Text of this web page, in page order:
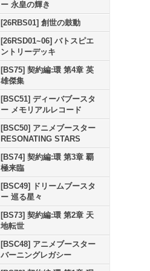
ー 永皇の輝き
[26RBS01] 創世の鼓動
[26RSD01~06] バトスピエ
ントリーデッキ
[BS75] 契約編:環 第4章 英
雄傑集
[BSC51] ディーバブースタ
ー メモリアルレコード
[BSC50] アニメブースター
RESONATING STARS
[BS74] 契約編:環 第3章 覇
極来臨
[BSC49] ドリームブースタ
ー 巡る星々
[BS73] 契約編:環 第2章 天
地転世
[BSC48] アニメブースター
バーニングレガシー